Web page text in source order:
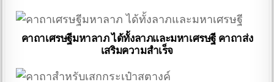
คาถาเศรษฐีมหาลาภ ได้ทั้งลาภและมหาเศรษฐี คาถาส่ง
เสริมความสำเร็จ